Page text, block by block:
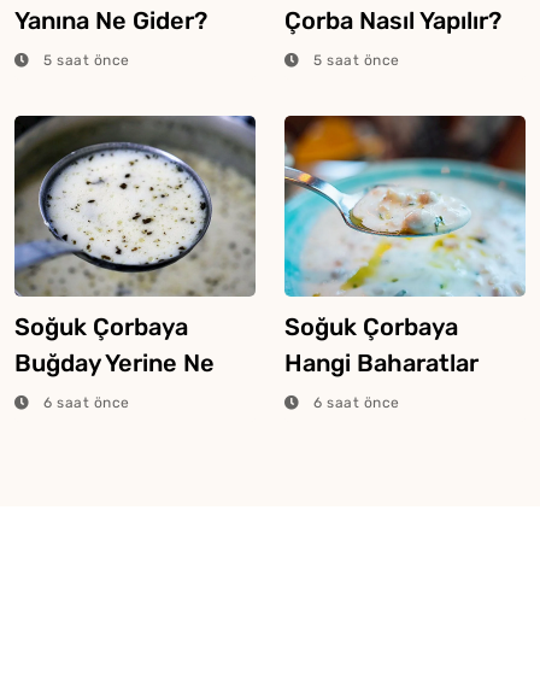
Yanına Ne Gider?
5 saat önce
Çorba Nasıl Yapılır?
5 saat önce
Soğuk Çorbaya
Buğday Yerine Ne
Konur?
6 saat önce
Soğuk Çorbaya
Hangi Baharatlar
Konulur?
6 saat önce